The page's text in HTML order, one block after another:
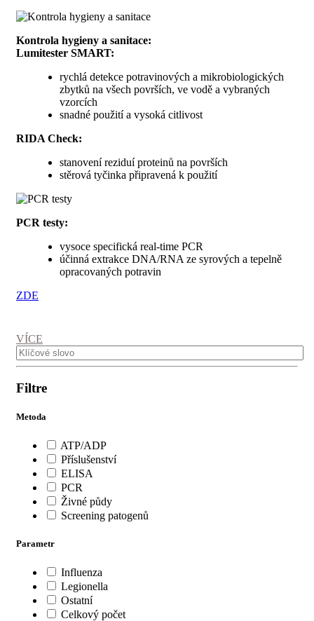
Kontrola hygieny a sanitace:
Lumitester SMART:
rychlá detekce potravinových a mikrobiologických
zbytků na všech površích, ve vodě a vybraných
vzorcích
snadné použití a vysoká citlivost
RIDA Check:
stanovení reziduí proteinů na površích
stěrová tyčinka připravená k použití
PCR testy:
vysoce specifická real-time PCR
účinná extrakce DNA/RNA ze syrových a tepelně
opracovaných potravin
ZDE
VÍCE
Filtre
Metoda
ATP/ADP
Příslušenství
ELISA
PCR
Živné půdy
Screening patogenů
Parametr
Influenza
Legionella
Ostatní
Celkový počet